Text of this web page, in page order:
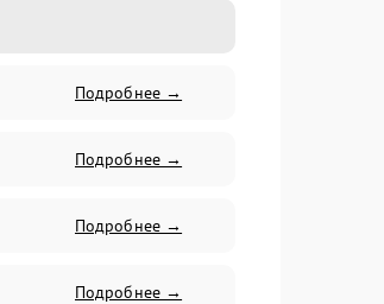
Подробнее →
Подробнее →
Подробнее →
Подробнее →